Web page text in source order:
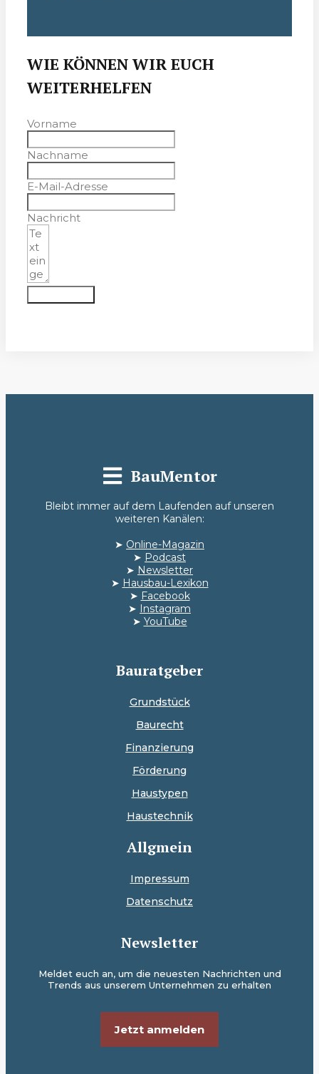
WIE KÖNNEN WIR EUCH
WEITERHELFEN
Vorname
Nachname
E-Mail-Adresse
Nachricht
BauMentor
Bleibt immer auf dem Laufenden auf unseren
weiteren Kanälen:
➤ Online-Magazin
➤ Podcast
➤ Newsletter
➤ Hausbau-Lexikon
➤ Facebook
➤ Instagram
➤ YouTube
Bauratgeber
Grundstück
Baurecht
Finanzierung
Förderung
Haustypen
Haustechnik
Allgmein
Impressum
Datenschutz
Newsletter
Meldet euch an, um die neuesten Nachrichten und
Trends aus unserem Unternehmen zu erhalten
Jetzt anmelden